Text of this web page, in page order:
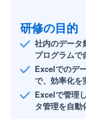
研修の目的
社内のデータ
プログラムで
Excelでのデ
で、効率化を
Excelで管理
タ管理を自動